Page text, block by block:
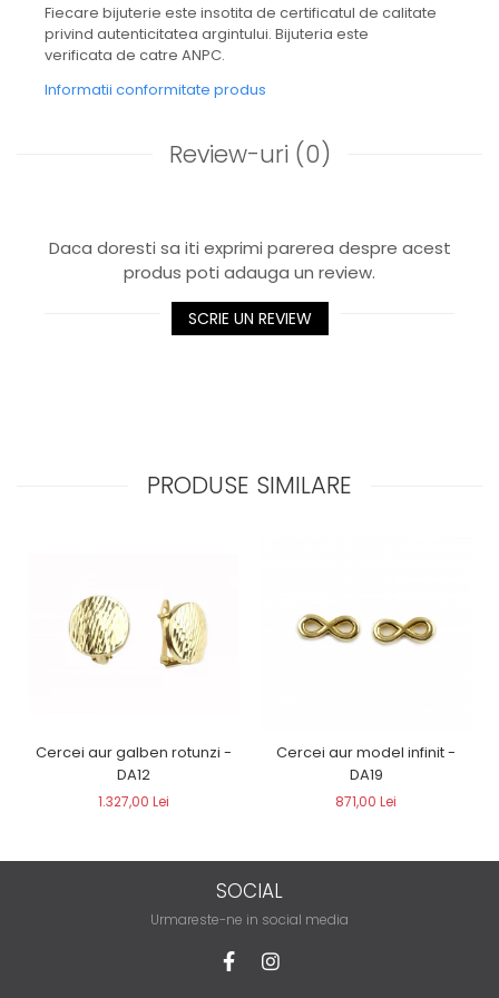
Fiecare bijuterie este insotita de certificatul de calitate
privind autenticitatea argintului. Bijuteria este
verificata de catre ANPC.
Informatii conformitate produs
Review-uri (0)
Daca doresti sa iti exprimi parerea despre acest
produs poti adauga un review.
SCRIE UN REVIEW
PRODUSE SIMILARE
Cercei aur galben rotunzi -
DA12
1.327,00 Lei
Cercei aur model infinit -
DA19
871,00 Lei
SOCIAL
Urmareste-ne in social media